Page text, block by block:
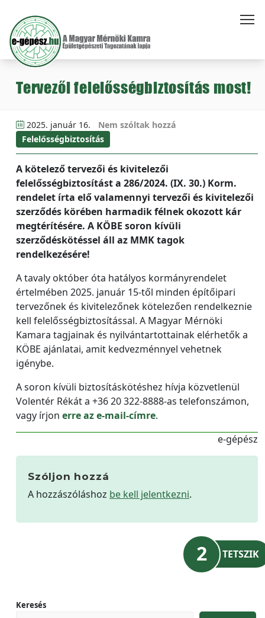
Tervezői felelősségbiztosítás most!
2025. január 16.
Nem szóltak hozzá
Felelősségbiztosítás
A kötelező tervezői és kivitelezői
felelősségbiztosítást a 286/2024. (IX. 30.) Korm.
rendelet írta elő valamennyi tervezői és kivitelezői
szerződés körében harmadik félnek okozott kár
megtérítésére. A KÖBE soron kívüli
szerződéskötéssel áll az MMK tagok
rendelkezésére!
A tavaly október óta hatályos kormányrendelet
értelmében 2025. január 15-től minden építőipari
tervezőnek és kivitelezőnek kötelezően rendelkeznie
kell felelősségbiztosítással. A Magyar Mérnöki
Kamara tagjainak és nyilvántartottainak elérhetők a
KÖBE ajánlatai, amit kedvezménnyel vehetnek
igénybe.
A soron kívüli biztosításkötéshez hívja közvetlenül
Volentér Rékát a +36 20 322-8888-as telefonszámon,
vagy írjon erre az e-mail-címre.
e-gépész
Szóljon hozzá
A hozzászóláshoz be kell jelentkezni.
2 TETSZIK
Keresés